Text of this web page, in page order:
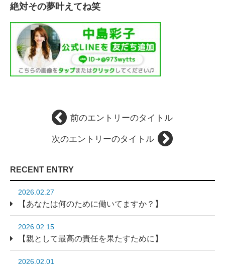
絶対その夢叶えてね笑
前のエントリーのタイトル
次のエントリーのタイトル
RECENT ENTRY
2026.02.27
【あなたは何のために働いてますか？】
2026.02.15
【親として最高の責任を果たすために】
2026.02.01